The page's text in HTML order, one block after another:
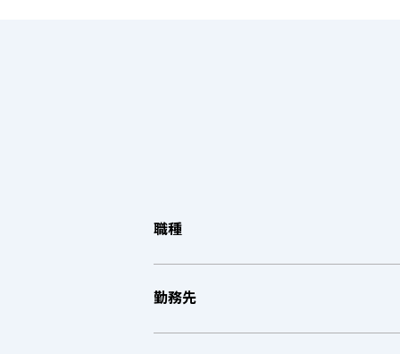
職種
勤務先